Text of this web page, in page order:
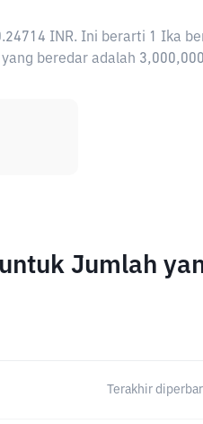
INR. Ini berarti 1 Ika
beredar adalah
Jumlah
Terakhir